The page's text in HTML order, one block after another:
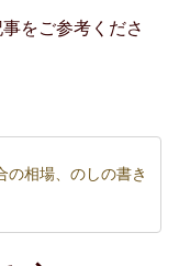
をご参考くださ
の相場、のしの書き